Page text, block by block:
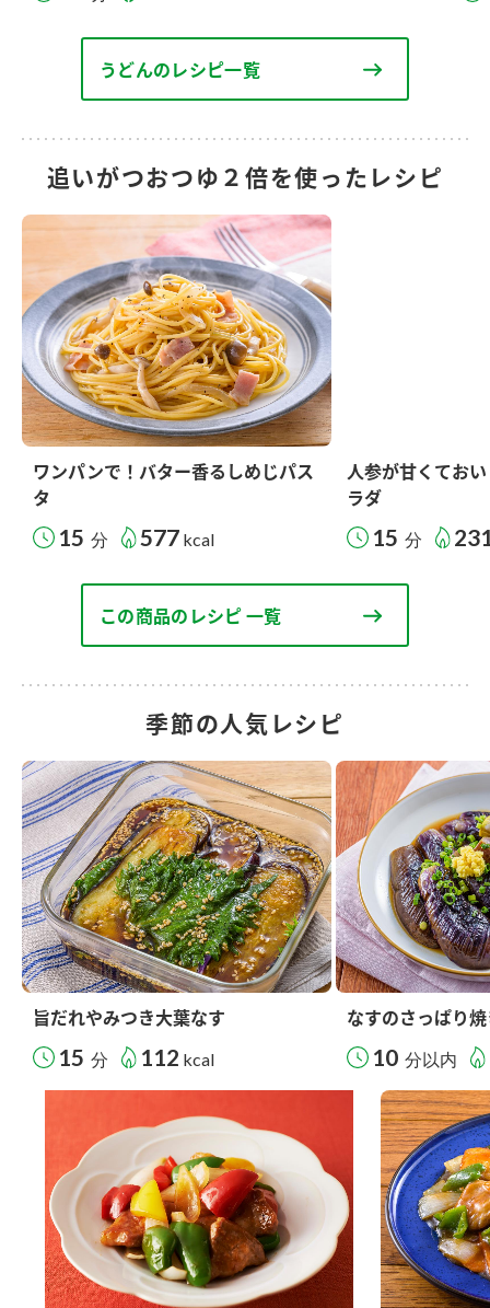
うどんのレシピ一覧
追いがつおつゆ２倍を使ったレシピ
ワンパンで！バター香るしめじパス
タ
15 分 577 kcal
人参が甘くてお
ラダ
15 分
この商品のレシピ 一覧
季節の人気レシピ
旨だれやみつき大葉なす
15 分 112 kcal
なすのさっぱり
10 分以内